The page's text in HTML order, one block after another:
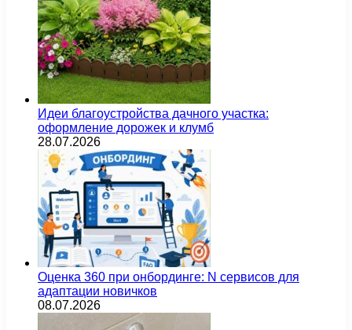
Идеи благоустройства дачного участка:
оформление дорожек и клумб
28.07.2026
Оценка 360 при онбординге: N сервисов для
адаптации новичков
08.07.2026